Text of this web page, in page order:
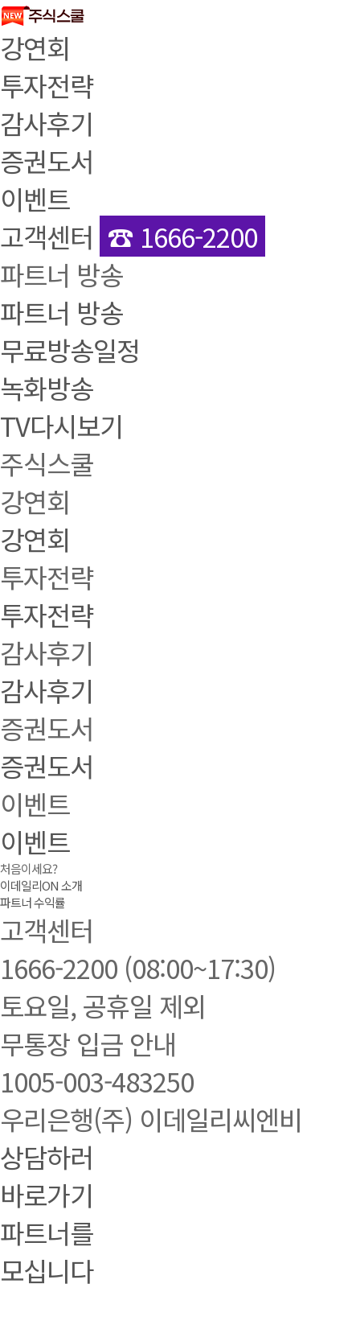
강연회
투자전략
감사후기
증권도서
이벤트
고객센터 ☎ 1666-2200
파트너 방송
파트너 방송
무료방송일정
녹화방송
TV다시보기
주식스쿨
강연회
강연회
투자전략
투자전략
감사후기
감사후기
증권도서
증권도서
이벤트
이벤트
처음이세요?
이데일리ON 소개
파트너 수익률
고객센터
1666-2200 (08:00~17:30)
토요일, 공휴일 제외
무통장 입금 안내
1005-003-483250
우리은행(주) 이데일리씨엔비
상담하러
바로가기
파트너를
모십니다